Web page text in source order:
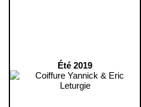
Été 2019